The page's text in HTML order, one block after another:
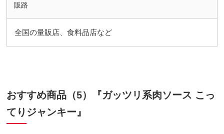
販路
全国の量販店、食料品店など
おすすめ商品（5）『ガッツリ系肉ソース こっ
てりジャンキー』